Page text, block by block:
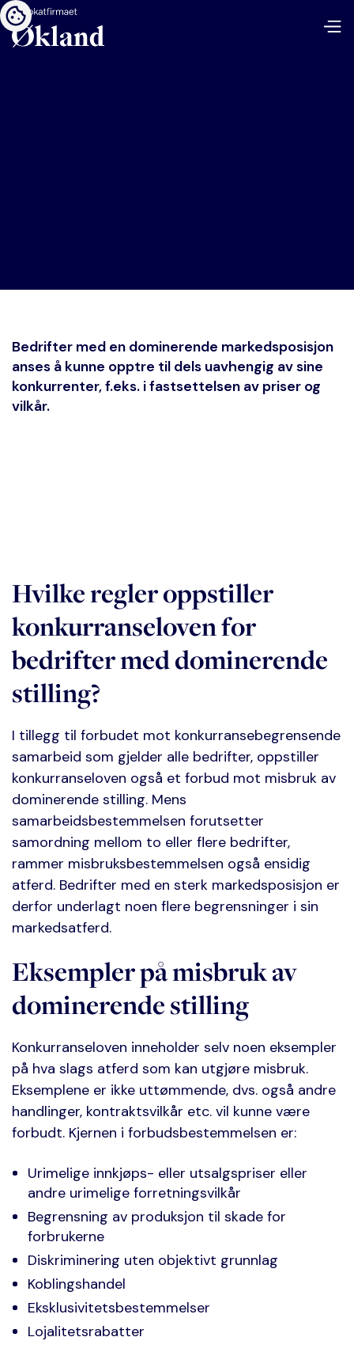
Bedrifter med en dominerende markedsposisjon
anses å kunne opptre til dels uavhengig av sine
konkurrenter, f.eks. i fastsettelsen av priser og
vilkår.
Hvilke regler oppstiller
konkurranseloven for
bedrifter med dominerende
stilling?
I tillegg til forbudet mot konkurransebegrensende
samarbeid som gjelder alle bedrifter, oppstiller
konkurranseloven også et forbud mot misbruk av
dominerende stilling. Mens
samarbeidsbestemmelsen forutsetter
samordning mellom to eller flere bedrifter,
rammer misbruksbestemmelsen også ensidig
atferd. Bedrifter med en sterk markedsposisjon er
derfor underlagt noen flere begrensninger i sin
markedsatferd.
Eksempler på misbruk av
dominerende stilling
Konkurranseloven inneholder selv noen eksempler
på hva slags atferd som kan utgjøre misbruk.
Eksemplene er ikke uttømmende, dvs. også andre
handlinger, kontraktsvilkår etc. vil kunne være
forbudt. Kjernen i forbudsbestemmelsen er:
Urimelige innkjøps- eller utsalgspriser eller
andre urimelige forretningsvilkår
Begrensning av produksjon til skade for
forbrukerne
Diskriminering uten objektivt grunnlag
Koblingshandel
Eksklusivitetsbestemmelser
Lojalitetsrabatter